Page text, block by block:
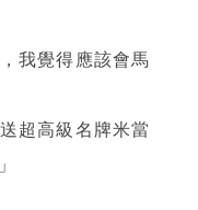
我覺得應該會馬
超高級名牌米當